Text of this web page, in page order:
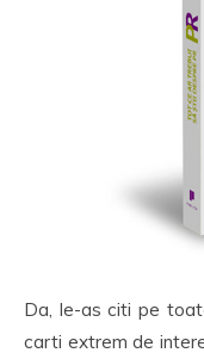
Da, le-as citi pe
carti extrem de